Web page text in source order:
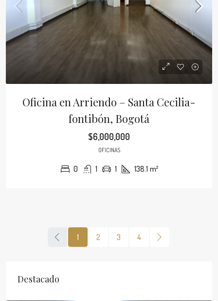
Oficina en Arriendo – Santa Cecilia-
fontibón, Bogotá
$6,000,000
OFICINAS
0 1 1 138.1 m²
1 2 3 4
Destacado